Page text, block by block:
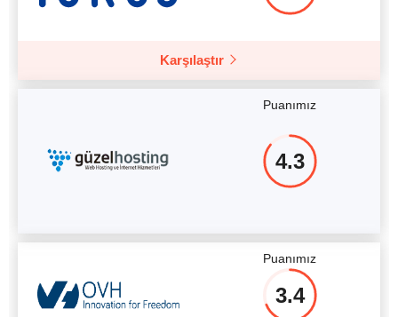
Karşılaştır
Puanımız
4.3
Puanımız
3.4